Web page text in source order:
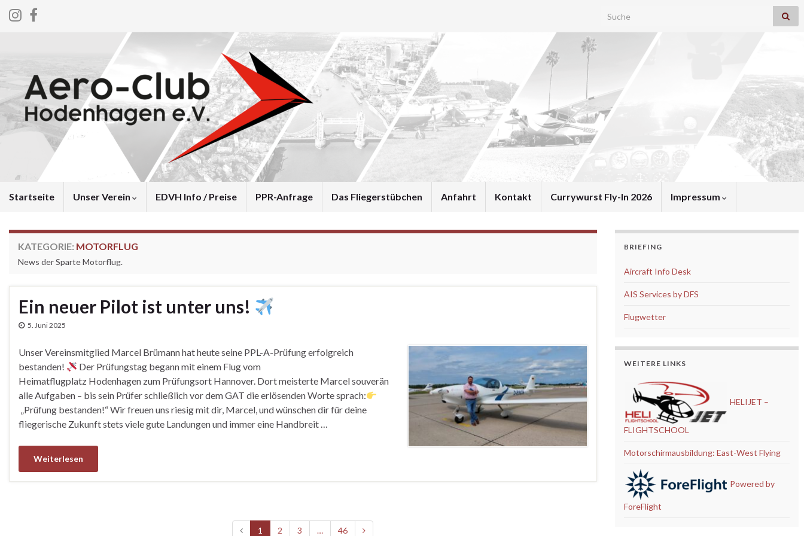
Search for:
Startseite Unser Verein EDVH Info / Preise PPR-Anfrage Das Fliegerstübchen Anfahrt Kontakt Currywurst Fly-In 2026 Impressum
KATEGORIE: MOTORFLUG
News der Sparte Motorflug.
Ein neuer Pilot ist unter uns!
5. Juni 2025
Unser Vereinsmitglied Marcel Brümann hat heute seine PPL-A-Prüfung erfolgreich
bestanden!
Der Prüfungstag begann mit einem Flug vom
Heimatflugplatz Hodenhagen zum Prüfungsort Hannover. Dort meisterte Marcel souverän
alle Aufgaben – bis sein Prüfer schließlich vor dem GAT die erlösenden Worte sprach:
„Prüfung bestanden!“ Wir freuen uns riesig mit dir, Marcel, und wünschen dir für deine
fliegerische Zukunft stets viele gute Landungen und immer eine Handbreit …
Weiterlesen
1 2 3 … 46
BRIEFING
Aircraft Info Desk
AIS Services by DFS
Flugwetter
WEITERE LINKS
HELIJET –
FLIGHTSCHOOL
Motorschirmausbildung: East-West Flying
Powered by
ForeFlight